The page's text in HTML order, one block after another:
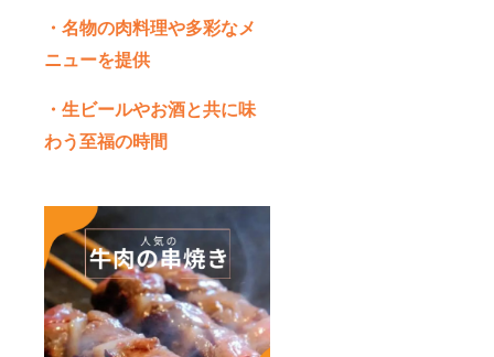
・名物の肉料理や多彩なメ
ニューを提供
・生ビールやお酒と共に味
わう至福の時間